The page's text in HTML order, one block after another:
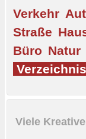
Verkehr
Straße
Büro Natur
Viele